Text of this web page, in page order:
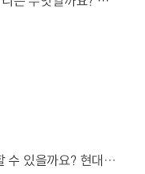
도로도 이정표도 없는 하늘.스카이 모빌리티는 어떻게 목적지까지 이동할 수 있을까요? 현대진행형 팟캐스트 EP.20에서 확인하세요.📻 #현대자동차그룹 #현대진행형 #모빌리티팟캐스트 #하늘길 #스카이모빌리티 #우주 #우주항공 #자율주행 #모빌리티